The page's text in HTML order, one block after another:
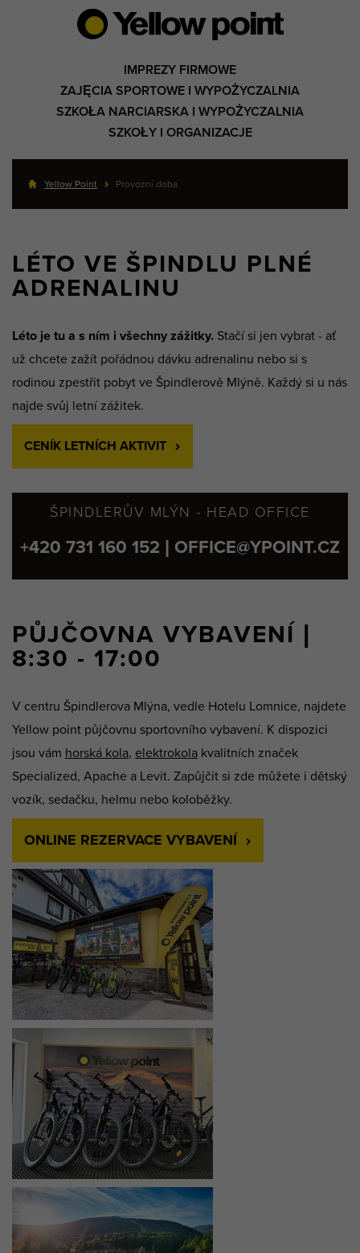
IMPREZY FIRMOWE
ZAJĘCIA SPORTOWE I WYPOŻYCZALNIA
SZKOŁA NARCIARSKA I WYPOŻYCZALNIA
SZKOŁY I ORGANIZACJE
Yellow Point Provozní doba
LÉTO VE ŠPINDLU PLNÉ
ADRENALINU
Léto je tu a s ním i všechny zážitky. Stačí si jen vybrat - ať
už chcete zažít pořádnou dávku adrenalinu nebo si s
rodinou zpestřit pobyt ve Špindlerově Mlýně. Každý si u nás
najde svůj letní zážitek.
CENÍK LETNÍCH AKTIVIT
ŠPINDLERŮV MLÝN - HEAD OFFICE
+420 731 160 152 | OFFICE@YPOINT.CZ
PŮJČOVNA VYBAVENÍ |
8:30 - 17:00
V centru Špindlerova Mlýna, vedle Hotelu Lomnice, najdete
Yellow point půjčovnu sportovního vybavení. K dispozici
jsou vám horská kola, elektrokola kvalitních značek
Specialized, Apache a Levit. Zapůjčit si zde můžete i dětský
vozík, sedačku, helmu nebo koloběžky.
ONLINE REZERVACE VYBAVENÍ